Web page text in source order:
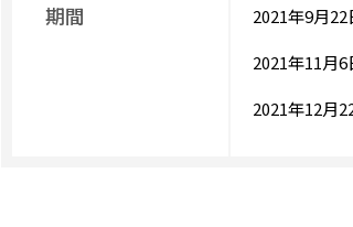
期間
2021年9月
2021年11月
2021年12月